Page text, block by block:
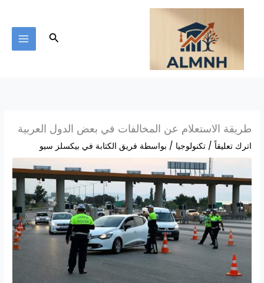
تخطي
البحث
طريقة الاستعلام عن المخالفات في بعض الدول العربية
اترك تعليقاً /تكنولوجيا / بواسطة فريق الكتابة في بيكسلز سيو